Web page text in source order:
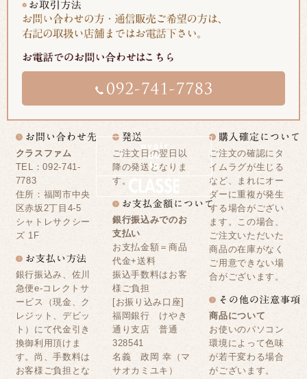
クラスファム
TEL：092-741-
7783
住所：福岡市中央
区赤坂2丁目4-5
シャトレサクシー
ズ 1F
銀行振込み、佐川
急便e-コレクトサ
ービス（現金、ク
レジット、デビッ
ト）にて代金引き
換御利用頂けま
す。尚、手数料は
お客様ご負担とな
ご注文日の翌日以
降の発送となりま
す。
銀行振込みでのお
支払い
お支払金額＝商品
代金+送料
振込手数料はお客
様ご負担
[お振り込み口座]
福岡銀行 けやき
通り支店 普通
328541
名義 政岡 幸（マ
サオカミユキ）
ご注文の確認にタ
イムラグが生じる
など、まれにオー
ダーに重複が発生
する場合がござい
ます。この場合、
ご注文いただいた
商品の在庫がなく
ご用意できない場
合がございます。
商品について
お使いのパソコン
環境によって色味
が若干変わる場合
がございます。